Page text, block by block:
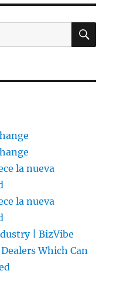
la nueva
la nueva
| BizVibe
Which Can